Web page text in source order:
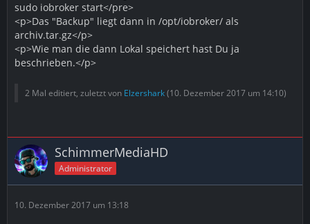
sudo iobroker start</pre>
<p>Das "Backup" liegt dann in /opt/iobroker/ als
archiv.tar.gz</p>
<p>Wie man die dann Lokal speichert hast Du ja
beschrieben.</p>
2 Mal editiert, zuletzt von Elzershark(10. Dezember 2017 um 14:10)
SchimmerMediaHD
Administrator
10. Dezember 2017 um 13:18